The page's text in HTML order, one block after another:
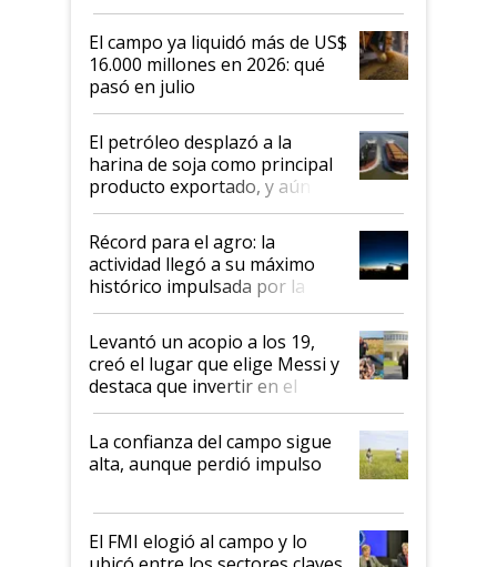
El campo ya liquidó más de US$
16.000 millones en 2026: qué
pasó en julio
El petróleo desplazó a la
harina de soja como principal
producto exportado, y aún así
el agro aportó casi seis de cada
diez dólares y sostuvo el
liderazgo en un semestre
récord
Récord para el agro: la
actividad llegó a su máximo
histórico impulsada por la
cosecha y las exportaciones
Levantó un acopio a los 19,
creó el lugar que elige Messi y
destaca que invertir en el
kirchnerismo era como "darle
plata a un hijo para droga":
Juan Félix Rossetti, el libertario
que de una dura crisis salió
de Milei
La confianza del campo sigue
alta, aunque perdió impulso
El FMI elogió al campo y lo